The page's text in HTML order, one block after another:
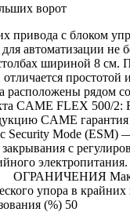
ворот
с блоком
автоматизации
шириной 8
расположены
CAME FLEX
CAME
(ESM) —
с
ОГРАНИЧЕНИЯ
упора в
(%) 50